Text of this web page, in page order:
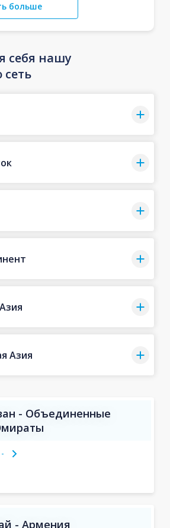
больше
себя нашу
Азия
- Объединенные
- Армения